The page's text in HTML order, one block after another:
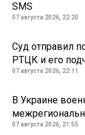
SMS
07 августа 2026, 22:20
Суд отправил
РТЦК и его
07 августа 2026, 22:11
В Украине
07 августа 2026, 21:55